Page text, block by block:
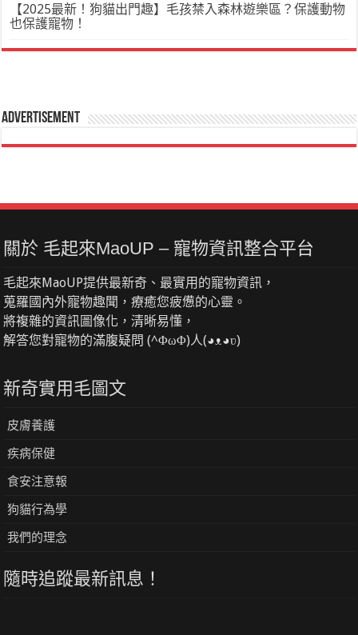
【2025最新！狗貓出門趣】毛孩禁入森林遊樂區？保護動物
也保護寵物！
Advertisement
關於 毛起來MaoUP – 寵物資訊整合平台
毛起來MaoUP提供最新奇、最實用的寵物資訊，
蒐羅國內外寵物趣聞，療癒您疲憊的心靈。
將複雜的資訊圖像化，清晰易懂，
解答您對寵物的滿腹疑問 (^ΦωΦ)人(◕ᴥ◕ʋ)
新奇實用毛圖文
皮膚養護
疾病保健
食安注意報
狗貓行為學
我們的理念
隨時追蹤最新訊息！